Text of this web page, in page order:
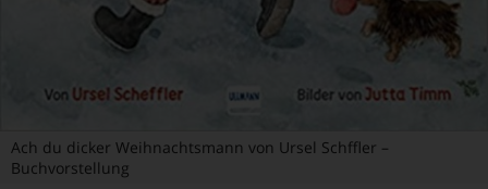
Ach du dicker Weihnachtsmann von Ursel Schffler –
Buchvorstellung